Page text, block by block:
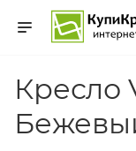
Кресло